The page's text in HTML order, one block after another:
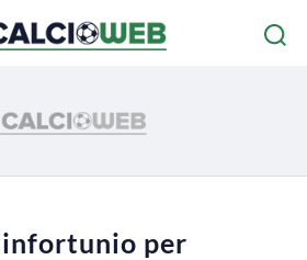
infortunio per